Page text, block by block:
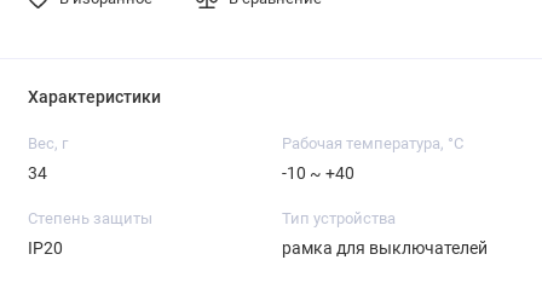
Характеристики
Вес, г
34
Рабочая температура, °C
-10 ~ +40
Степень защиты
IP20
Тип устройства
рамка для выключателей